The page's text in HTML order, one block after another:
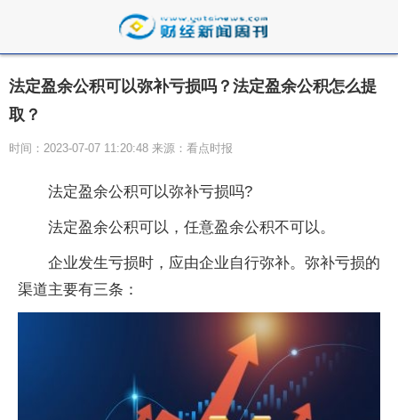
法定盈余公积可以弥补亏损吗？法定盈余公积怎么提
取？
时间：2023-07-07 11:20:48 来源：看点时报
法定盈余公积可以弥补亏损吗?
法定盈余公积可以，任意盈余公积不可以。
企业发生亏损时，应由企业自行弥补。弥补亏损的
渠道主要有三条：